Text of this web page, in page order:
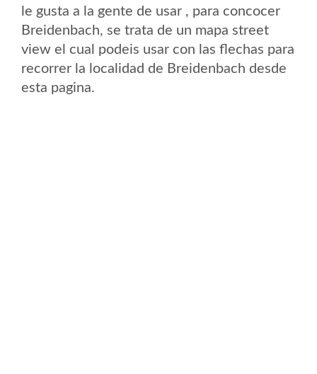
le gusta a la gente de usar , para concocer
Breidenbach, se trata de un mapa street
view el cual podeis usar con las flechas para
recorrer la localidad de Breidenbach desde
esta pagina.